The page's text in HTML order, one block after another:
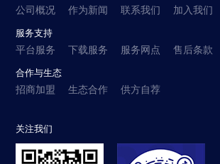
公司概况
作为新闻 联系我们 加入我们
服务支持
平台服务
下载服务 服务网点 售后条款
合作与生态
招商加盟
生态合作 供方自荐
关注我们